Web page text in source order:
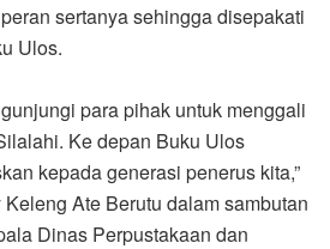
sertanya sehingga disepakati
Ulos.
para pihak untuk menggali
Ke depan Buku Ulos
kepada generasi penerus kita,”
Ate Berutu dalam sambutan
Dinas Perpustakaan dan